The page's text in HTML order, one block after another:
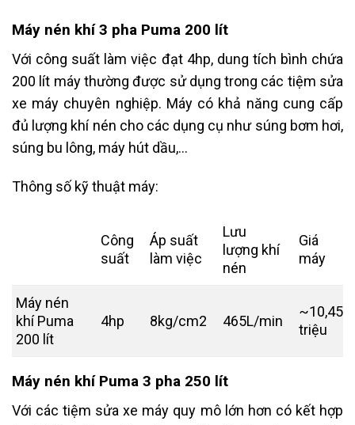
Máy nén khí 3 pha Puma 200 lít
Với công suất làm việc đạt 4hp, dung tích bình chứa
200 lít máy thường được sử dụng trong các tiệm sửa
xe máy chuyên nghiệp. Máy có khả năng cung cấp
đủ lượng khí nén cho các dụng cụ như súng bơm hơi,
súng bu lông, máy hút dầu,…
Thông số kỹ thuật máy:
Công
suất
Áp suất
làm việc
Lưu
lượng khí
nén
Giá
máy
Máy nén
khí Puma
200 lít
4hp 8kg/cm2 465L/min
~10,45
triệu
Máy nén khí Puma 3 pha 250 lít
Với các tiệm sửa xe máy quy mô lớn hơn có kết hợp